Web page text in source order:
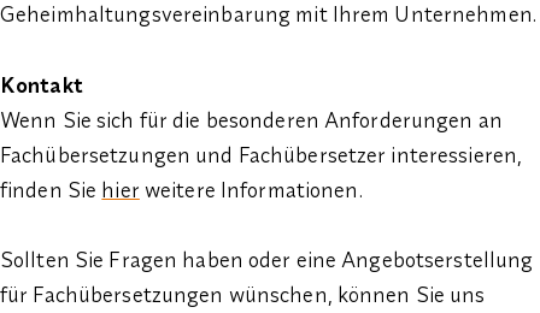
Geheimhaltungsvereinbarung mit Ihrem Unternehmen.
Kontakt
Wenn Sie sich für die besonderen Anforderungen an
Fachübersetzungen und Fachübersetzer interessieren,
finden Sie hier weitere Informationen.
Sollten Sie Fragen haben oder eine Angebotserstellung
für Fachübersetzungen wünschen, können Sie uns